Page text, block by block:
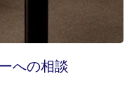
への相談